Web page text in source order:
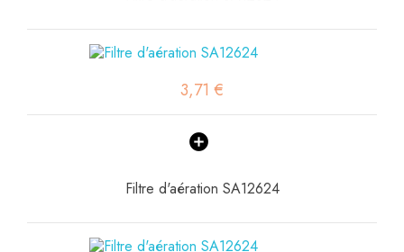
3,71 €
Filtre d'aération SA12624